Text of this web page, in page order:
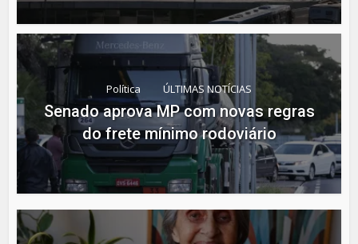
Política ÚLTIMAS NOTÍCIAS
Senado aprova MP com novas regras
do frete mínimo rodoviário